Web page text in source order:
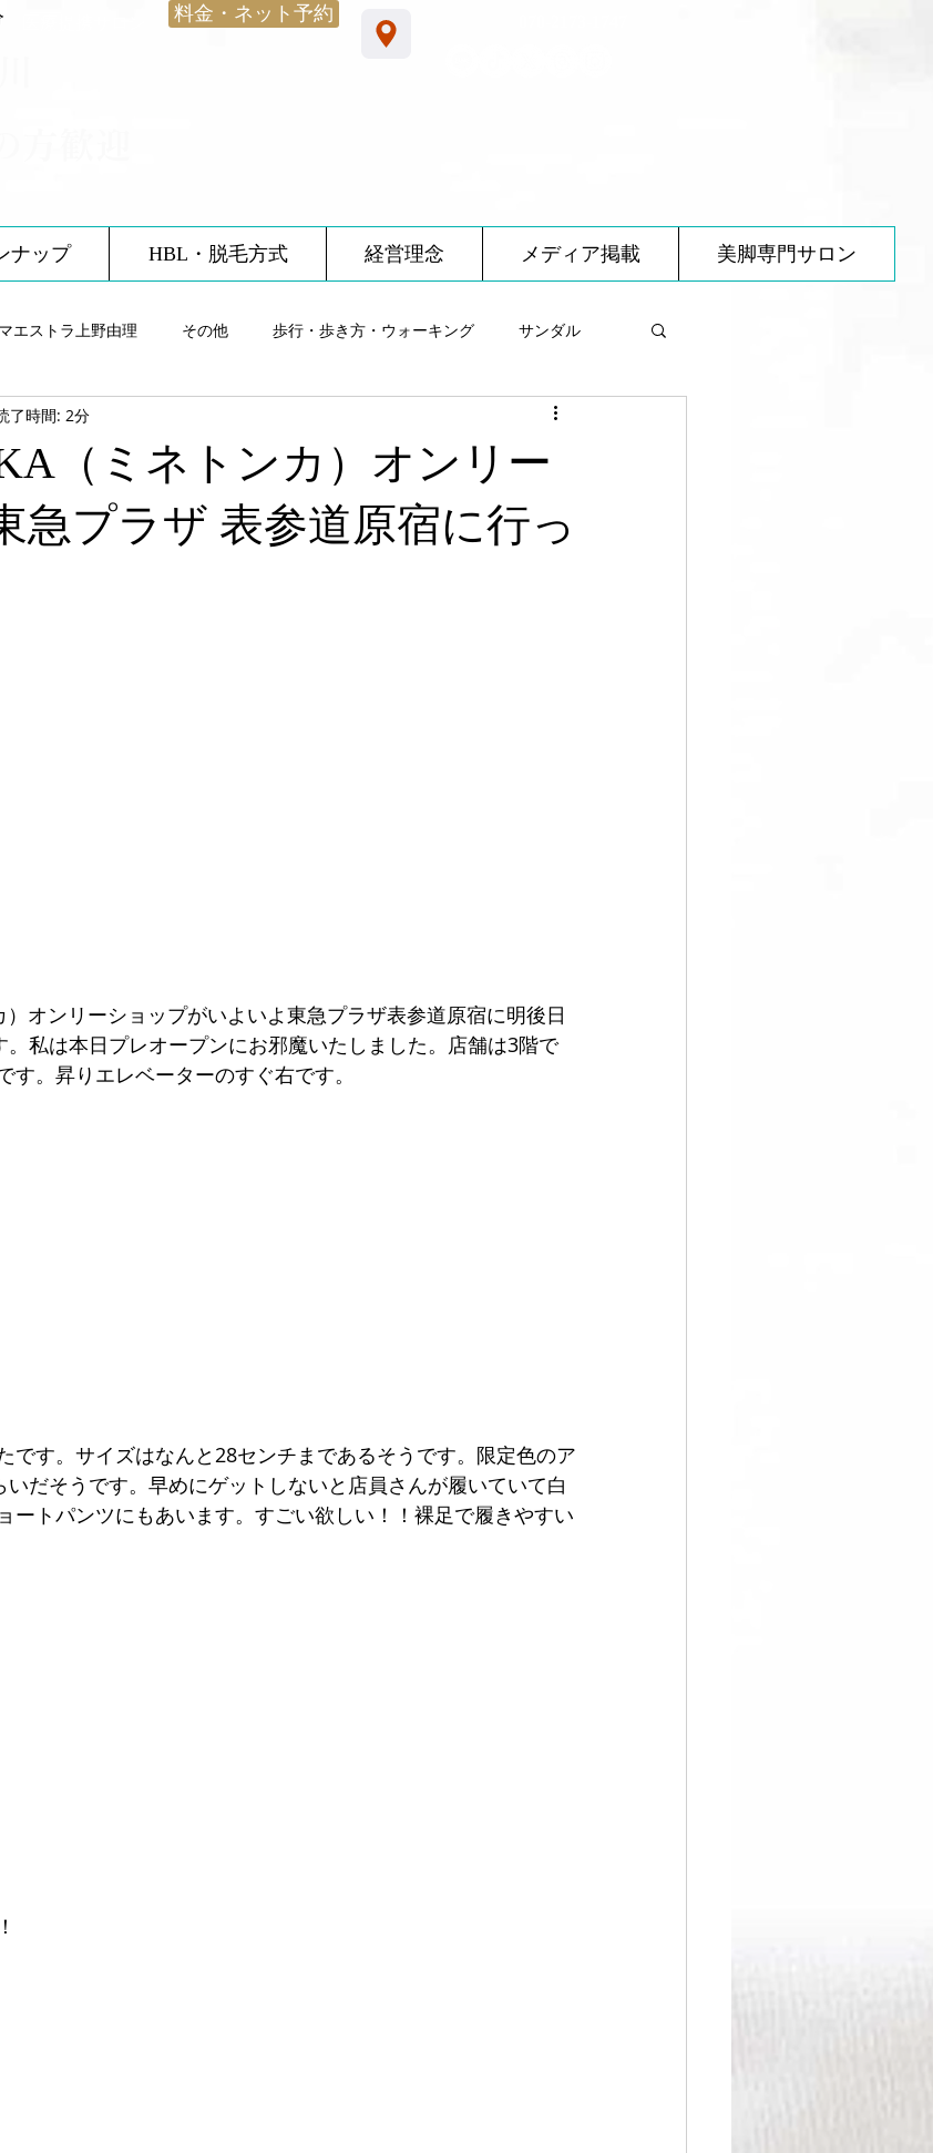
料金・ネット予約
ナップ HBL・脱毛方式 経営理念 メディア掲載 美脚専門サロン
エストラ上野由理 その他 歩行・歩き方・ウォーキング サンダル
シューズ
トコにオススメの靴 足のトラブル解決 こどもの足
客様体験談
（ミネトンカ）オンリー
急プラザ 表参道原宿に行っ
了時間: 2分
オンリーショップがいよいよ東急プラザ表参道原宿に明後日
私は本日プレオープンにお邪魔いたしました。店舗は3階で
す。昇りエレベーターのすぐ右です。
です。サイズはなんと28センチまであるそうです。限定色のア
だそうです。早めにゲットしないと店員さんが履いていて白
ートパンツにもあいます。すごい欲しい！！裸足で履きやすい